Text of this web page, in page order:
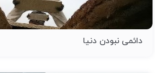
دائمی نبودن دنیا